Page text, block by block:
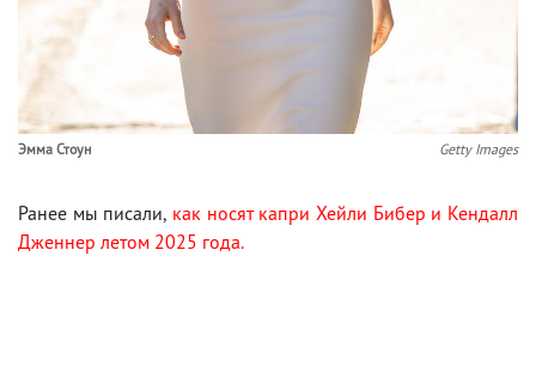
Эмма Стоун Getty Images
Ранее мы писали, как носят капри Хейли Бибер и Кендалл
Дженнер летом 2025 года.